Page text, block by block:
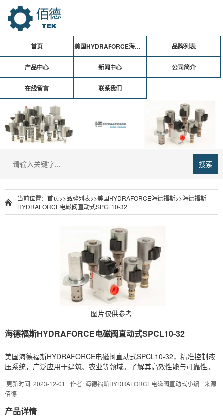
首页 美国HYDRAFORCE海德福斯 品牌列表
产品中心 新闻中心 公司简介
在线留言 联系我们
搜索
当前位置： 首页>>品牌列表>>美国HYDRAFORCE海德福斯>>海德福斯
HYDRAFORCE电磁阀直动式SPCL10-32
图片仅供参考
海德福斯HYDRAFORCE电磁阀直动式SPCL10-32
美国海德福斯HYDRAFORCE电磁阀直动式SPCL10-32，精准控制液
压系统，广泛应用于建筑、农业等领域。了解其高效性能与可靠性。
更新时间: 2023-12-01 作者: 海德福斯HYDRAFORCE电磁阀直动式小编 来源:
佰德
产品详情